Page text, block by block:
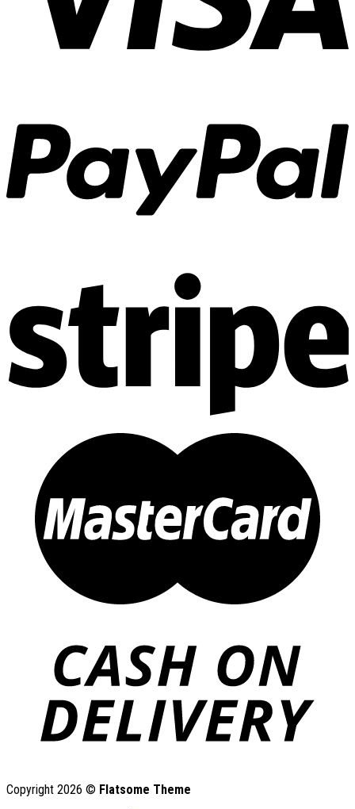
Tư vấn chọn duty HD/ND, chọn phụ kiện hãm và lọc EMC phù
hợp.
Tích hợp truyền thông Profinet, EtherNet/IP, Profibus-DP và
hành.
Cam kết cung cấp
Sản phẩm chính hãng, mới 100%, bảo hành theo tiêu chuẩn nhà sản
xuất. Hỗ trợ kiểm tra trước khi xuất xưởng, phụ kiện đồng bộ và
hướng dẫn lắp đặt chi tiết, đảm bảo đưa vào vận hành nhanh chóng
360°, kiểm tra EMC và chạy thử tải. Chúng tôi cam kết tối ưu hiệu
suất, giảm thời gian dừng máy và đồng hành hỗ trợ kỹ thuật trong
suốt quá trình vận hành.
Báo giá minh bạch, tư vấn kỹ thuật trung thực, phù hợp bài
toán thực tế.
Hàng sẵn hoặc đặt hàng nhanh, hỗ trợ kiểm tra tại hiện trường.
Hồ sơ kỹ thuật và checklist lắp đặt, nghiệm thu đầy đủ.
Xem thêm
Copyright 2026 © Flatsome Theme